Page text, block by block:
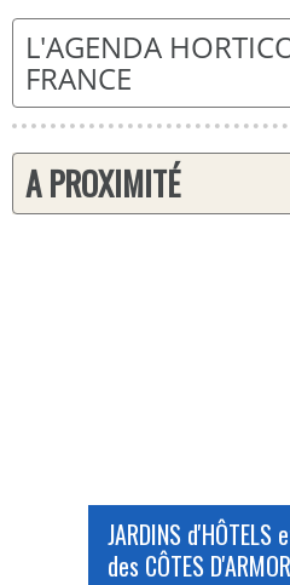
L'AGENDA
FRANCE
A PROXIMITÉ
JARDINS d'HÔTELS
des CÔTES D'ARMOR